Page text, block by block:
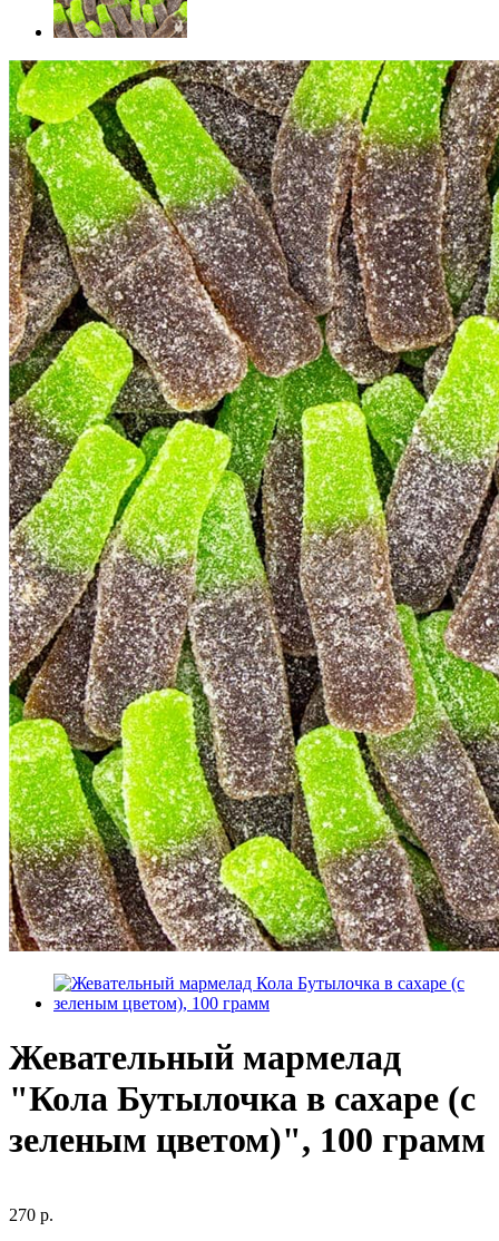
Жевательный мармелад
"Кола Бутылочка в сахаре (с
зеленым цветом)", 100 грамм
270 р.